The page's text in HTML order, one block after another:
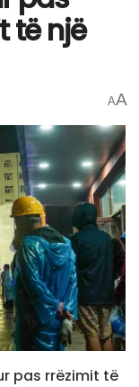
të një
AA
pas rrëzimit të